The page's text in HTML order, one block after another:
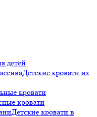
детей
Детские кровати из
кровати
кровати
Детские кровати в